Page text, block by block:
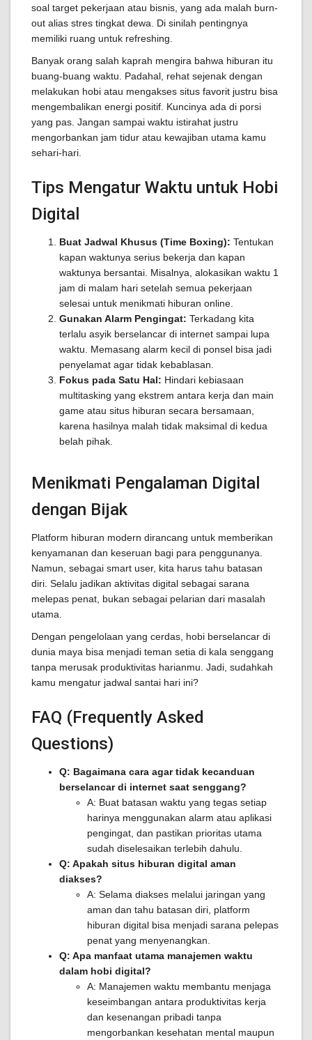
soal target pekerjaan atau bisnis, yang ada malah burn-
out alias stres tingkat dewa. Di sinilah pentingnya
memiliki ruang untuk refreshing.
Banyak orang salah kaprah mengira bahwa hiburan itu
buang-buang waktu. Padahal, rehat sejenak dengan
melakukan hobi atau mengakses situs favorit justru bisa
mengembalikan energi positif. Kuncinya ada di porsi
yang pas. Jangan sampai waktu istirahat justru
mengorbankan jam tidur atau kewajiban utama kamu
sehari-hari.
Tips Mengatur Waktu untuk Hobi
Digital
Buat Jadwal Khusus (Time Boxing): Tentukan
kapan waktunya serius bekerja dan kapan
waktunya bersantai. Misalnya, alokasikan waktu 1
jam di malam hari setelah semua pekerjaan
selesai untuk menikmati hiburan online.
Gunakan Alarm Pengingat: Terkadang kita
terlalu asyik berselancar di internet sampai lupa
waktu. Memasang alarm kecil di ponsel bisa jadi
penyelamat agar tidak kebablasan.
Fokus pada Satu Hal: Hindari kebiasaan
multitasking yang ekstrem antara kerja dan main
game atau situs hiburan secara bersamaan,
karena hasilnya malah tidak maksimal di kedua
belah pihak.
Menikmati Pengalaman Digital
dengan Bijak
Platform hiburan modern dirancang untuk memberikan
kenyamanan dan keseruan bagi para penggunanya.
Namun, sebagai smart user, kita harus tahu batasan
diri. Selalu jadikan aktivitas digital sebagai sarana
melepas penat, bukan sebagai pelarian dari masalah
utama.
Dengan pengelolaan yang cerdas, hobi berselancar di
dunia maya bisa menjadi teman setia di kala senggang
tanpa merusak produktivitas harianmu. Jadi, sudahkah
kamu mengatur jadwal santai hari ini?
FAQ (Frequently Asked
Questions)
Q: Bagaimana cara agar tidak kecanduan
berselancar di internet saat senggang?
A: Buat batasan waktu yang tegas setiap
harinya menggunakan alarm atau aplikasi
pengingat, dan pastikan prioritas utama
sudah diselesaikan terlebih dahulu.
Q: Apakah situs hiburan digital aman
diakses?
A: Selama diakses melalui jaringan yang
aman dan tahu batasan diri, platform
hiburan digital bisa menjadi sarana pelepas
penat yang menyenangkan.
Q: Apa manfaat utama manajemen waktu
dalam hobi digital?
A: Manajemen waktu membantu menjaga
keseimbangan antara produktivitas kerja
dan kesenangan pribadi tanpa
mengorbankan kesehatan mental maupun